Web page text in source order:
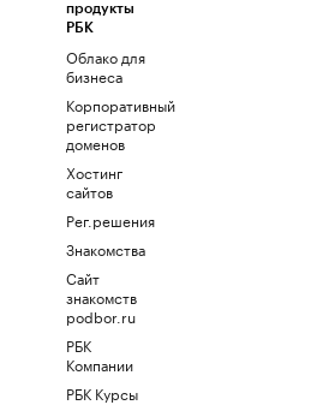
продукты
РБК
Облако для
бизнеса
Корпоративный
регистратор
доменов
Хостинг
сайтов
Рег.решения
Знакомства
Сайт
знакомств
podbor.ru
РБК
Компании
РБК Курсы